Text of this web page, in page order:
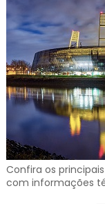
Confira os
com informações